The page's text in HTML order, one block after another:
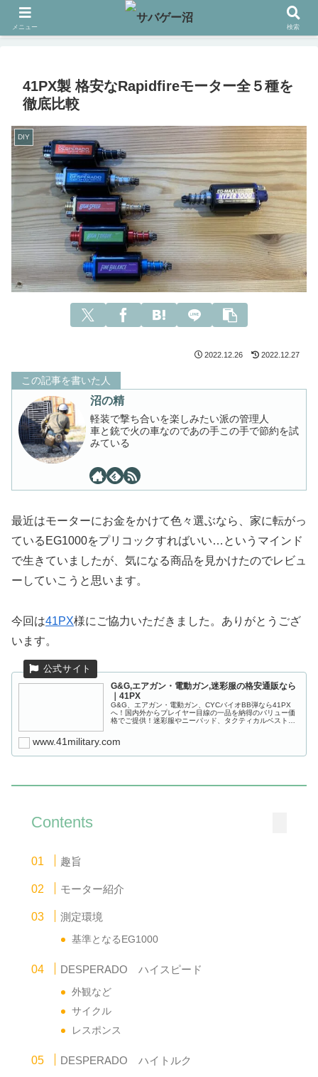
41PX製 格安なRapidfireモーター全５種を
徹底比較
DIY
2022.12.26 2022.12.27
この記事を書いた人
沼の精
軽装で撃ち合いを楽しみたい派の管理人
車と銃で火の車なのであの手この手で節約を試
みている
最近はモーターにお金をかけて色々選ぶなら、家に転がっ
ているEG1000をプリコックすればいい…というマインド
で生きていましたが、気になる商品を見かけたのでレビュ
ーしていこうと思います。
今回は41PX様にご協力いただきました。ありがとうござ
います。
G&G,エアガン・電動ガン,迷彩服の格安通販なら
｜41PX
G&G、エアガン・電動ガン、CYCバイオBB弾なら41PX
へ！国内外からプレイヤー目線の一品を納得のバリュー価
格でご提供！迷彩服やニーパッド、タクティカルベスト、
www.41military.com
Contents
趣旨
モーター紹介
測定環境
基準となるEG1000
DESPERADO ハイスピード
外観など
サイクル
レスポンス
DESPERADO ハイトルク
メニュー 検索